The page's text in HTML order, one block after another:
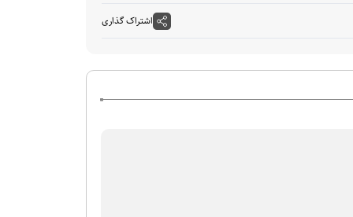
اشتراک گذاری